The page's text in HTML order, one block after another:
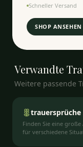
Schneller Versand
SHOP ANSEHEN
Verwandte
Weitere passende
trauersprüche
Finden Sie eine
für verschiedene